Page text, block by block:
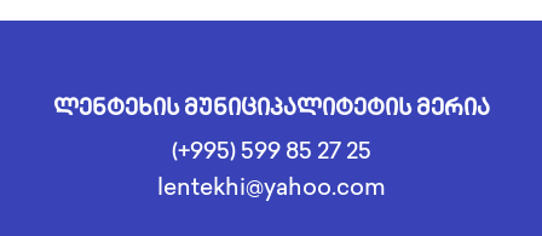
ლენტეხის მუნიციპალიტეტის მერია
(+995) 599 85 27 25
lentekhi@yahoo.com